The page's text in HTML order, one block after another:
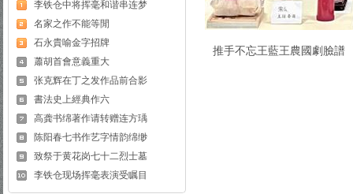
李铁仓中将挥毫和谐串连梦
名家之作不能等閒
石永貴喻金字招牌
蕭胡首會意義重大
张克辉在丁之发作品前合影
書法史上經典作六
高龚书绵著作请转赠连方瑀
陈阳春七书作艺字情韵绵缈
致祭于黄花岗七十二烈士墓
李铁仓现场挥毫表演受瞩目
推手不忘王藍王農國劇臉譜